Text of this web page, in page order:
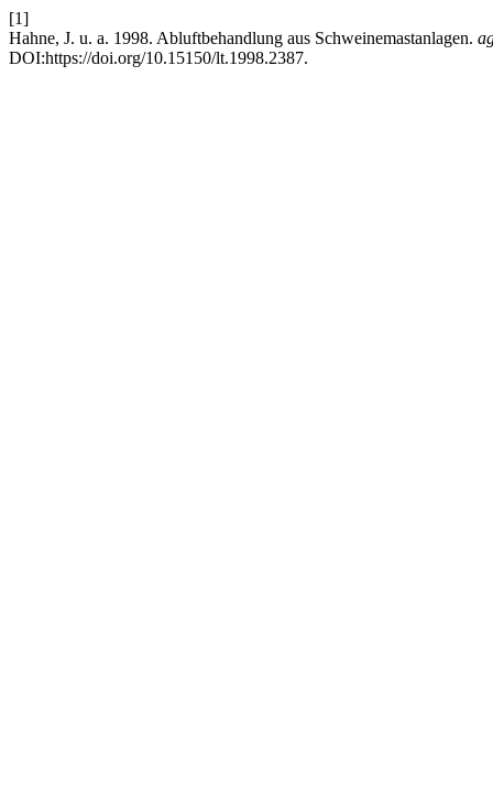
[1]
Hahne, J. u. a. 1998. Abluftbehandlung aus Schweinemastanlagen.
DOI:https://doi.org/10.15150/lt.1998.2387.